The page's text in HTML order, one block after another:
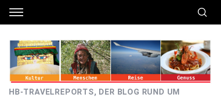
HB-TRAVELREPORTS, DER BLOG RUND UM